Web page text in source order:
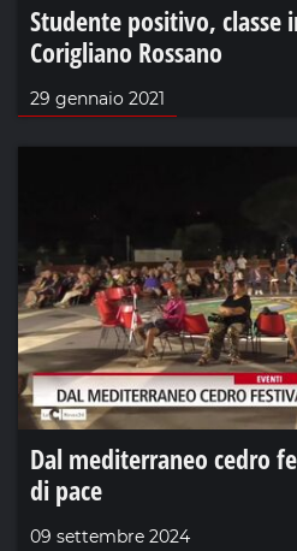
Studente positivo, classe
Corigliano Rossano
29 gennaio 2021
Dal mediterraneo cedro
di pace
09 settembre 2024